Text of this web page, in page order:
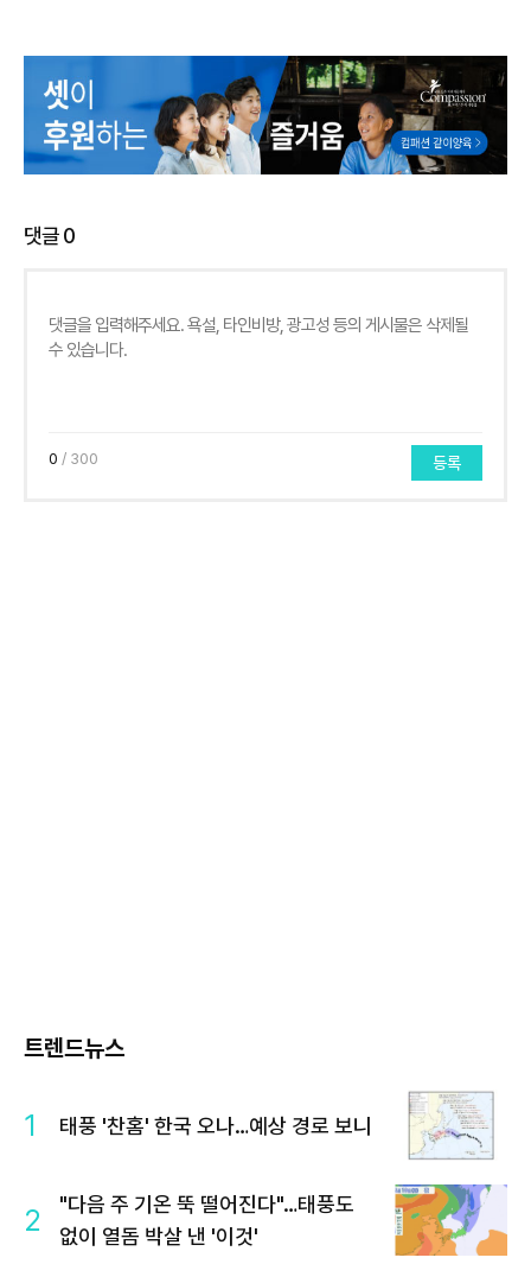
댓글0
0 / 300 등록
트렌드뉴스
1 태풍 '찬홈' 한국 오나…예상 경로 보니
2
"다음 주 기온 뚝 떨어진다"…태풍도
없이 열돔 박살 낸 '이것'